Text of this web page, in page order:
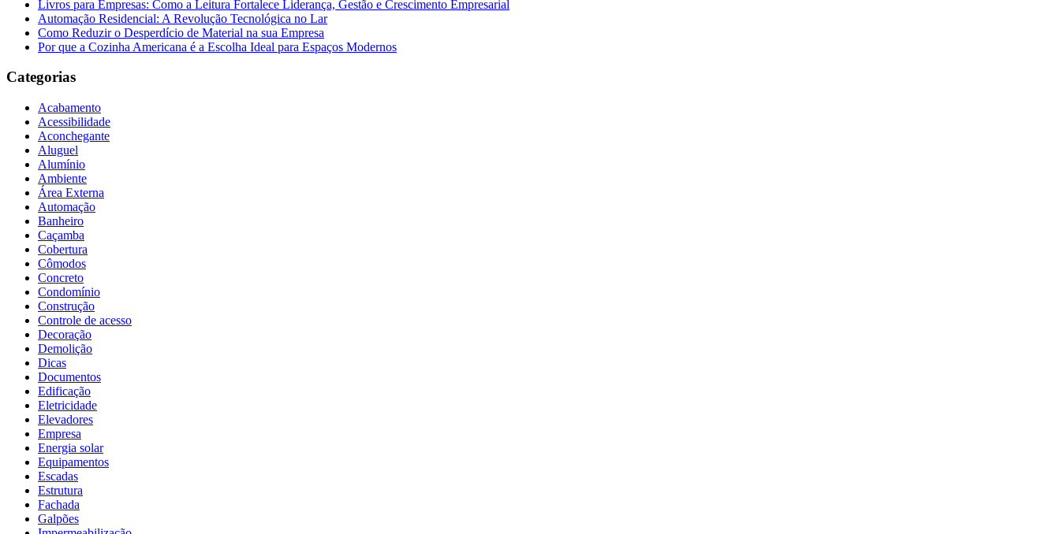
Livros para Empresas: Como a Leitura Fortalece Liderança, Gestão e Crescimento Empresarial
Automação Residencial: A Revolução Tecnológica no Lar
Como Reduzir o Desperdício de Material na sua Empresa
Por que a Cozinha Americana é a Escolha Ideal para Espaços Modernos
Categorias
Acabamento
Acessibilidade
Aconchegante
Aluguel
Alumínio
Ambiente
Área Externa
Automação
Banheiro
Caçamba
Cobertura
Cômodos
Concreto
Condomínio
Construção
Controle de acesso
Decoração
Demolição
Dicas
Documentos
Edificação
Eletricidade
Elevadores
Empresa
Energia solar
Equipamentos
Escadas
Estrutura
Fachada
Galpões